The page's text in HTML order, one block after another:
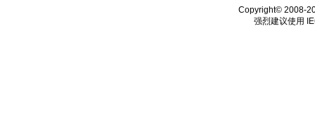
Copyright© 2008-
强烈建议使用